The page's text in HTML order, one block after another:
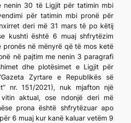
nenin 30 të Ligjit për tatimin mbi
për tatimin mbi pronë për
deri më 31 mars të po këtij
kushti është 6 muaj shfrytëzim
pronës në mënyrë që të mos ketë
në pajtim me nenin 3 paragrafi
dhe plotësimet e Ligjit për
Zyrtare e Republikës së
nr. 151/2021), nuk mjafton një
aktual, ose ndonjë deri më
prona është shfrytëzuar apo
6 muaj kur kanë kaluar vetëm 9